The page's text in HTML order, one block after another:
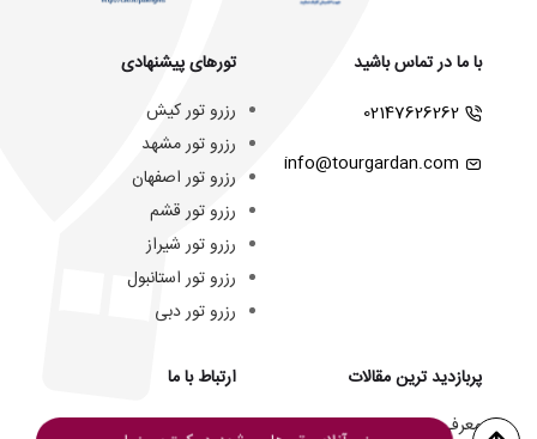
با ما در تماس باشید
02147626262
info@tourgardan.com
تورهای پیشنهادی
رزرو تور کیش
رزرو تور مشهد
رزرو تور اصفهان
رزرو تور قشم
رزرو تور شیراز
رزرو تور استانبول
رزرو تور دبی
پربازدید ترین مقالات
معرفی و مقایسه هتل ها
ارتباط با ما
تماس با ما